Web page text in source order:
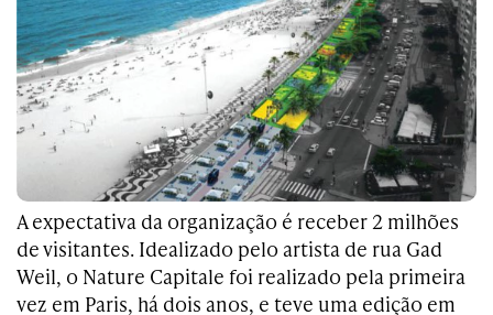
A expectativa da organização é receber 2 milhões
de visitantes. Idealizado pelo artista de rua Gad
Weil, o Nature Capitale foi realizado pela primeira
vez em Paris, há dois anos, e teve uma edição em